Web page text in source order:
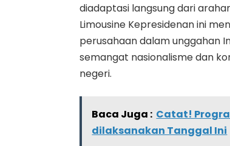
diadaptasi langsung dari
Limousine Kepresidenan ini
perusahaan dalam unggahan
semangat nasionalisme dan
negeri.
Baca Juga : Catat!
dilaksanakan Tanggal Ini